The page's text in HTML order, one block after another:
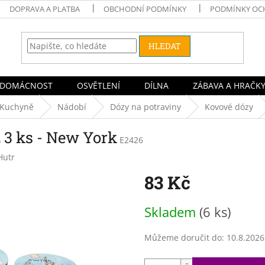
DOPRAVA A PLATBA OBCHODNÍ PODMÍNKY PODMÍNKY
HLEDAT
DOMÁCNOST OSVĚTLENÍ DÍLNA ZÁBAVA A HRAČKY
Kuchyně Nádobí Dózy na potraviny Kovové dózy
ks - New York E2426
83 Kč
cena:
Skladem (6 ks)
Můžeme doručit do: 10.8.2026